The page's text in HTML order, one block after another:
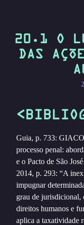
20.1 O
DAS
Guia, p. 733:
processo penal:
e o Pacto de São
2014, p. 293: “A
impugnar
grau de jurisdicional,
direitos humanos e
aplica a taxatividade